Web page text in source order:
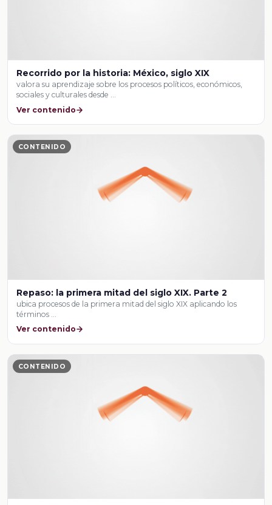
Recorrido por la historia: México, siglo XIX
valora su aprendizaje sobre los procesos políticos, económicos,
sociales y culturales desde …
Ver contenido
CONTENIDO
Repaso: la primera mitad del siglo XIX. Parte 2
ubica procesos de la primera mitad del siglo XIX aplicando los
términos …
Ver contenido
CONTENIDO